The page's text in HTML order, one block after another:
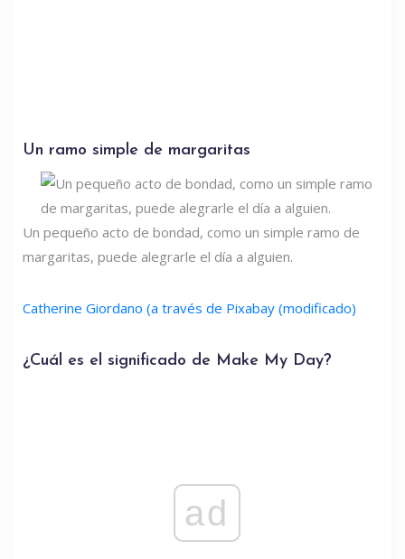
Un ramo simple de margaritas
Un pequeño acto de bondad, como un simple ramo de
margaritas, puede alegrarle el día a alguien.
Catherine Giordano (a través de Pixabay (modificado)
¿Cuál es el significado de Make My Day?
ad